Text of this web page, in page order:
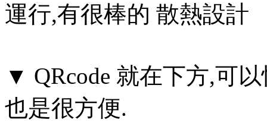
運行,有很棒的 散熱設計
▼ QRcode 就在下方,可
也是很方便.